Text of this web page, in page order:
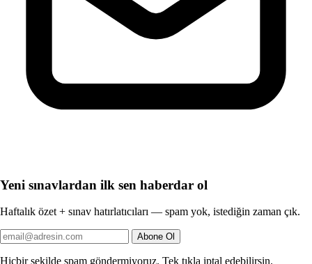
Yeni sınavlardan ilk sen haberdar ol
Haftalık özet + sınav hatırlatıcıları — spam yok, istediğin zaman çık.
Abone Ol
Hiçbir şekilde spam göndermiyoruz. Tek tıkla iptal edebilirsin.